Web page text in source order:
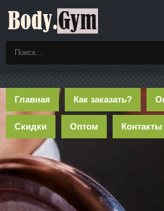
Главная Как заказать?
Скидки Оптом Контакты